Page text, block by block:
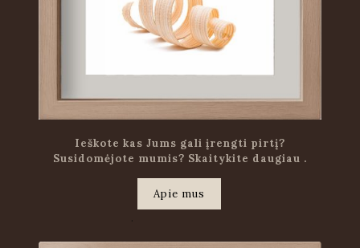
Ieškote kas Jums gali įrengti pirtį?
Susidomėjote mumis? Skaitykite daugiau .
.
Apie mus